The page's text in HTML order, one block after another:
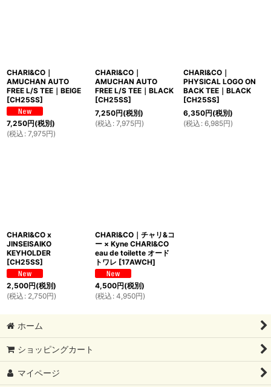
CHARI&CO｜
AMUCHAN AUTO
FREE L/S TEE｜BEIGE
[CH25SS]
7,250円(税別)
(税込 : 7,975円)
CHARI&CO｜
AMUCHAN AUTO
FREE L/S TEE｜BLACK
[CH25SS]
7,250円(税別)
(税込 : 7,975円)
CHARI&CO｜
PHYSICAL LOGO ON
BACK TEE｜BLACK
[CH25SS]
6,350円(税別)
(税込 : 6,985円)
CHARI&CO x
JINSEISAIKO
KEYHOLDER
[CH25SS]
2,500円(税別)
(税込 : 2,750円)
CHARI&CO｜チャリ&コ
ー × Kyne CHARI&CO
eau de toilette オード
トワレ [17AWCH]
4,500円(税別)
(税込 : 4,950円)
ホーム
ショッピングカート
マイページ